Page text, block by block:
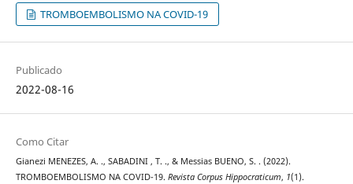
TROMBOEMBOLISMO NA COVID-19
Publicado
2022-08-16
Como Citar
Gianezi MENEZES, A. ., SABADINI , T. ., & Messias BUENO, S. . (2022).
TROMBOEMBOLISMO NA COVID-19. Revista Corpus Hippocraticum, 1(1).